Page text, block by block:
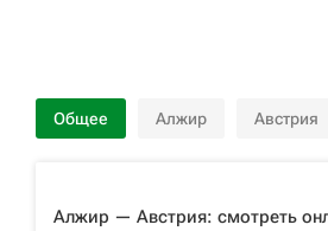
Общее Алжир Австрия
Алжир — Австрия: смотреть